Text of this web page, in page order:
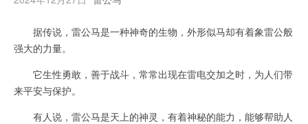
据传说，雷公马是一种神奇的生物，外形似马却有着象雷公般
强大的力量。
它生性勇敢，善于战斗，常常出现在雷电交加之时，为人们带
来平安与保护。
有人说，雷公马是天上的神灵，有着神秘的能力，能够帮助人